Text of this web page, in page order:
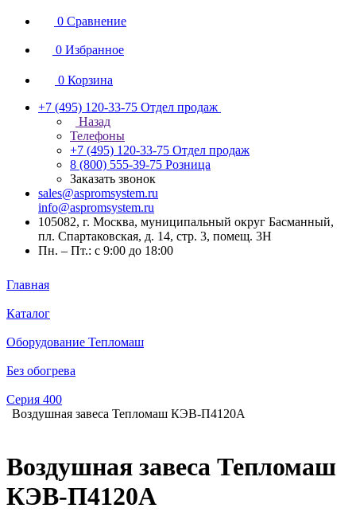
0 Сравнение
0 Избранное
0 Корзина
+7 (495) 120-33-75 Отдел продаж
Назад
Телефоны
+7 (495) 120-33-75 Отдел продаж
8 (800) 555-39-75 Розница
Заказать звонок
sales@aspromsystem.ru
info@aspromsystem.ru
105082, г. Москва, муниципальный округ Басманный,
пл. Спартаковская, д. 14, стр. 3, помещ. 3Н
Пн. – Пт.: с 9:00 до 18:00
Главная
Каталог
Оборудование Тепломаш
Без обогрева
Серия 400
Воздушная завеса Тепломаш КЭВ-П4120A
Воздушная завеса Тепломаш
КЭВ-П4120A